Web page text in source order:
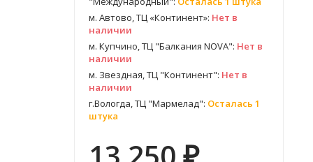
м. Автово, ТЦ «Континент»: Нет в
наличии
м. Купчино, ТЦ "Балкания NOVA": Нет в
наличии
м. Звездная, ТЦ "Континент": Нет в
наличии
г.Вологда, ТЦ "Мармелад": Осталась 1
штука
₽